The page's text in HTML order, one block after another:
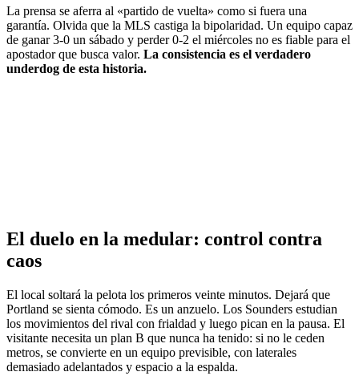
La prensa se aferra al «partido de vuelta» como si fuera una
garantía. Olvida que la MLS castiga la bipolaridad. Un equipo capaz
de ganar 3-0 un sábado y perder 0-2 el miércoles no es fiable para el
apostador que busca valor. La consistencia es el verdadero
underdog de esta historia.
El duelo en la medular: control contra
caos
El local soltará la pelota los primeros veinte minutos. Dejará que
Portland se sienta cómodo. Es un anzuelo. Los Sounders estudian
los movimientos del rival con frialdad y luego pican en la pausa. El
visitante necesita un plan B que nunca ha tenido: si no le ceden
metros, se convierte en un equipo previsible, con laterales
demasiado adelantados y espacio a la espalda.